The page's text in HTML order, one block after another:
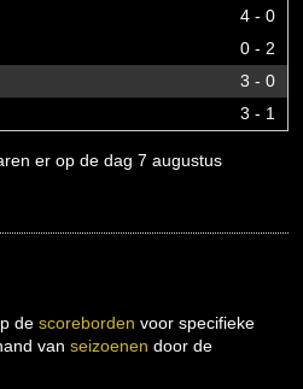
4 - 0
0 - 2
3 - 0
3 - 1
er op de dag 7 augustus
de scoreborden voor specifieke
van seizoenen door de